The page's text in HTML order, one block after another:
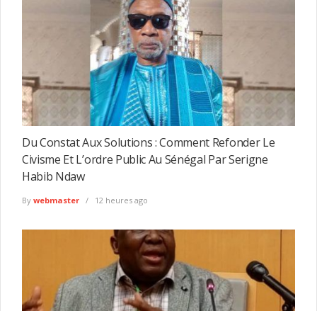
Du Constat Aux Solutions : Comment Refonder Le
Civisme Et L’ordre Public Au Sénégal Par Serigne
Habib Ndaw
By webmaster 12 heures ago